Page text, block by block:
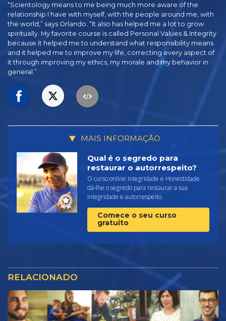
“Scientology means to me being much more aware of the
relationship I have with myself, with the people around me, with
the world,” says Orlando. “It also has helped me a lot to grow
spiritually. My favorite course is called Personal Values & Integrity
because it helped me to understand what responsibility means
and it helped me to improve my life, correcting every aspect of
it through improving my ethics, my morale and my behavior in
general.”
MAIS INFORMAÇÃO
Qual é o segredo para
restaurar o autorrespeito?
O curso online Integridade e Honestidade
dá‑lhe o segredo para restaurar a sua
integridade e autorrespeito.
Comece o seu curso
gratuito
RELACIONADO